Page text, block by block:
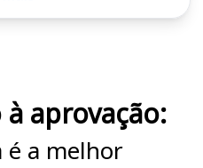
aprovação:
é a melhor